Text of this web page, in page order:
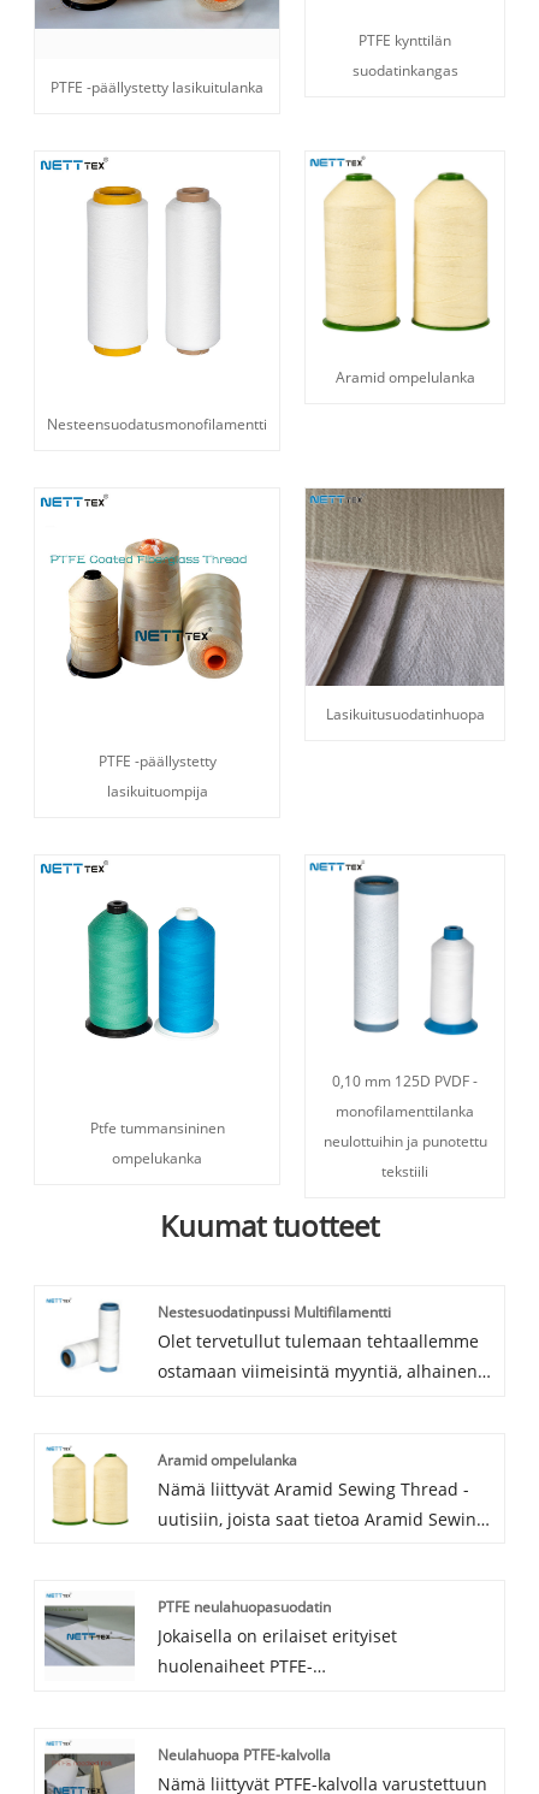
PTFE -päällystetty lasikuitulanka
PTFE kynttilän
suodatinkangas
Nesteensuodatusmonofilamentti
Aramid ompelulanka
PTFE -päällystetty
lasikuituompija
Lasikuitusuodatinhuopa
Ptfe tummansininen
ompelukanka
0,10 mm 125D PVDF -
monofilamenttilanka
neulottuihin ja punotettu
tekstiili
Kuumat tuotteet
Nestesuodatinpussi Multifilamentti
Olet tervetullut tulemaan tehtaallemme
ostamaan viimeisintä myyntiä, alhainen
Odotamme innolla yhteistyötä kanssasi.
Aramid ompelulanka
Nämä liittyvät Aramid Sewing Thread -
uutisiin, joista saat tietoa Aramid Sewing
ymmärtämään ja laajentamaan Aramid-
ompelulankamarkkinoita. Koska Aramid-
ompelulangan markkinat kehittyvät ja
sinulle uusimmat uutiset säännöllisesti.
Aramidista valmistetun ompelulangan
PTFE neulahuopasuodatin
Jokaisella on erilaiset erityiset
huolenaiheet PTFE-
asiakkaan tarpeisiin mahdollisimman
paljon. Tämän seurauksena PTFE-
Neulahuopa PTFE-kalvolla
Nämä liittyvät PTFE-kalvolla varustettuun